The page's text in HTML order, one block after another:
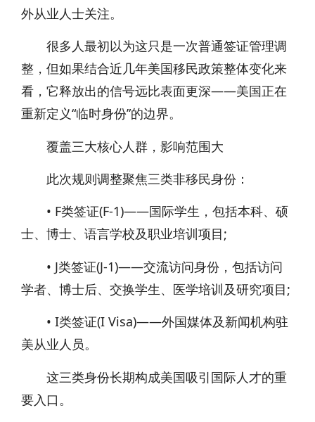
外从业人士关注。
很多人最初以为这只是一次普通签证管理调
整，但如果结合近几年美国移民政策整体变化来
看，它释放出的信号远比表面更深——美国正在
重新定义“临时身份”的边界。
覆盖三大核心人群，影响范围大
此次规则调整聚焦三类非移民身份：
• F类签证(F-1)——国际学生，包括本科、硕
士、博士、语言学校及职业培训项目;
• J类签证(J-1)——交流访问身份，包括访问
学者、博士后、交换学生、医学培训及研究项目;
• I类签证(I Visa)——外国媒体及新闻机构驻
美从业人员。
这三类身份长期构成美国吸引国际人才的重
要入口。